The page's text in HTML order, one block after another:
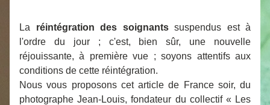
La réintégration des soignants suspendus est à
l'ordre du jour ; c'est, bien sûr, une nouvelle
réjouissante, à première vue ; soyons attentifs aux
conditions de cette réintégration.
Nous vous proposons cet article de France soir, du
photographe Jean-Louis, fondateur du collectif « Les